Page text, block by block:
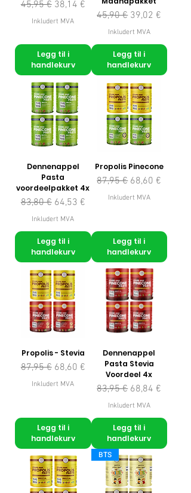
Vanlig pris
45,95 € Salgspris
38,14 €
Inkludert MVA
Legg til i
handlekurv
Vanlig pris
45,90 € Salgspris
39,02 €
Inkludert MVA
Legg til i
handlekurv
Dennenappel
Pasta
voordeelpakket 4x
Vanlig pris
83,80 € Salgspris
64,53 €
Inkludert MVA
Legg til i
handlekurv
Propolis Pinecone
Vanlig pris
87,95 € Salgspris
68,60 €
Inkludert MVA
Legg til i
handlekurv
Propolis - Stevia
Vanlig pris
87,95 € Salgspris
68,60 €
Inkludert MVA
Legg til i
handlekurv
Dennenappel
Pasta Stevia
Voordeel 4x
Vanlig pris
83,95 € Salgspris
68,84 €
Inkludert MVA
Legg til i
handlekurv
BTS